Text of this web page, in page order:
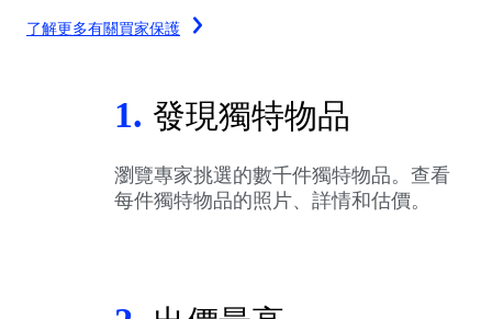
了解更多有關買家保護
1. 發現獨特物品
瀏覽專家挑選的數千件獨特物品。查看
每件獨特物品的照片、詳情和估價。